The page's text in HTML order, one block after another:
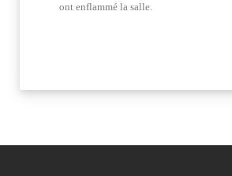
ont enflammé la salle.